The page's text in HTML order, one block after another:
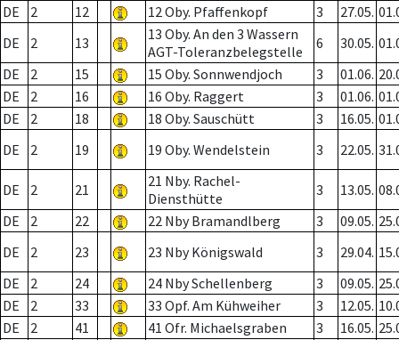
DE
2 12 12 Oby. Pfaffenkopf 3 27.05.
DE
2 13
13 Oby. An den 3 Wassern
AGT-Toleranzbelegstelle
6 30.05.
DE
2 15 15 Oby. Sonnwendjoch 3 01.06.
DE
2 16 16 Oby. Raggert 3 01.06.
DE
2 18 18 Oby. Sauschütt 3 16.05.
DE
2 19 19 Oby. Wendelstein 3 22.05.
DE 2 21
21 Nby. Rachel-
Diensthütte
3 13.05.
DE
2 22 22 Nby Bramandlberg 3 09.05.
DE
2 23 23 Nby Königswald 3 29.04.
DE
2 24 24 Nby Schellenberg 3 09.05.
DE
2 33 33 Opf. Am Kühweiher 3 12.05.
DE
2 41 41 Ofr. Michaelsgraben 3 16.05.